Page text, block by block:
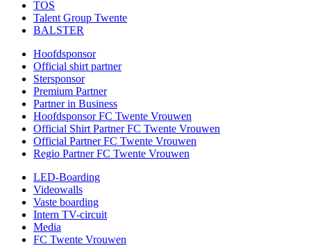
TOS
Talent Group Twente
BALSTER
Hoofdsponsor
Official shirt partner
Stersponsor
Premium Partner
Partner in Business
Hoofdsponsor FC Twente Vrouwen
Official Shirt Partner FC Twente Vrouwen
Official Partner FC Twente Vrouwen
Regio Partner FC Twente Vrouwen
LED-Boarding
Videowalls
Vaste boarding
Intern TV-circuit
Media
FC Twente Vrouwen